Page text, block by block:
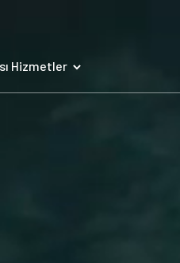
Hizmetler